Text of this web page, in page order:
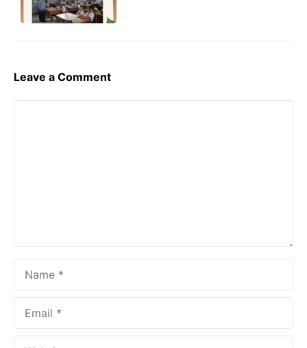
Leave a Comment